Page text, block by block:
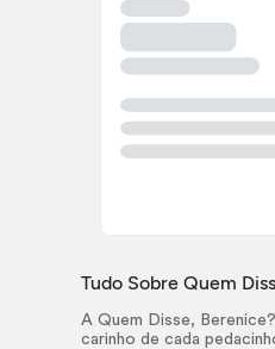
Tudo Sobre Quem
A Quem Disse,
carinho de cada